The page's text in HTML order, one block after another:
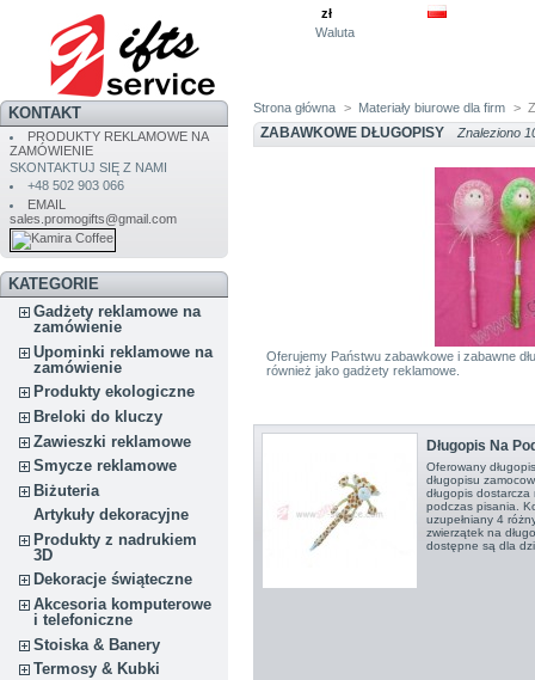
zł
Waluta
KONTAKT
PRODUKTY REKLAMOWE NA
ZAMÓWIENIE
SKONTAKTUJ SIĘ Z NAMI
+48 502 903 066
EMAIL
sales.promogifts@gmail.com
KATEGORIE
Gadżety reklamowe na
zamówienie
Upominki reklamowe na
zamówienie
Produkty ekologiczne
Breloki do kluczy
Zawieszki reklamowe
Smycze reklamowe
Biżuteria
Artykuły dekoracyjne
Produkty z nadrukiem
3D
Dekoracje świąteczne
Akcesoria komputerowe
i telefoniczne
Stoiska & Banery
Termosy & Kubki
Strona główna > Materiały biurowe dla firm >
ZABAWKOWE DŁUGOPISY Znaleziono
Oferujemy Państwu zabawkowe i zabawne
również jako gadżety reklamowe.
Długopis Na
Oferowany
długopisu
długopis
podczas pisania.
uzupełniany 4
zwierzątek na
dostępne są dla